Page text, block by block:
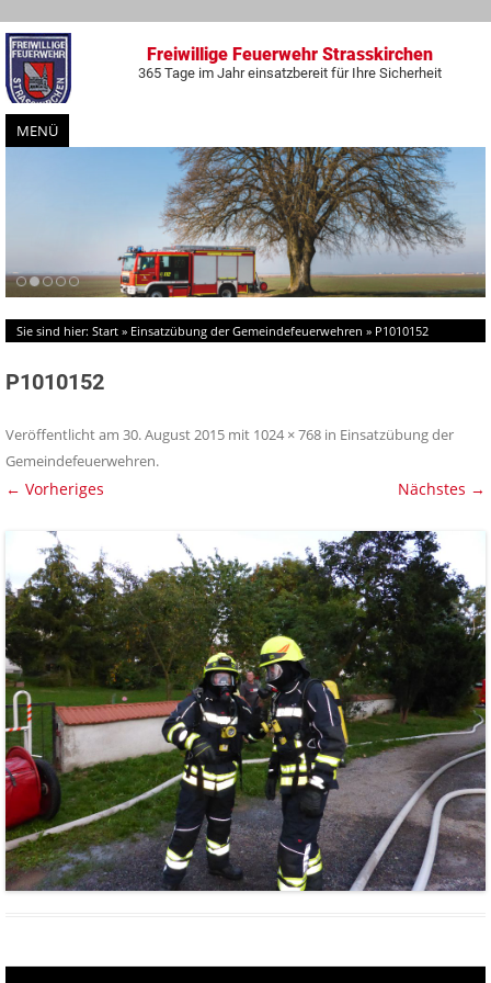
Freiwillige Feuerwehr Strasskirchen
365 Tage im Jahr einsatzbereit für Ihre Sicherheit
MENÜ
Zum
Inhalt
springen
Sie sind hier: Start » Einsatzübung der Gemeindefeuerwehren » P1010152
P1010152
Veröffentlicht am 30. August 2015 mit 1024 × 768 in Einsatzübung der
Gemeindefeuerwehren.
← Vorheriges Nächstes →